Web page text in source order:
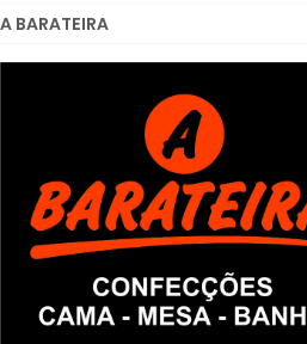
A BARATEIRA